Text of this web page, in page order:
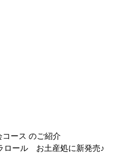
ース のご紹介
ロール お土産処に新発売♪